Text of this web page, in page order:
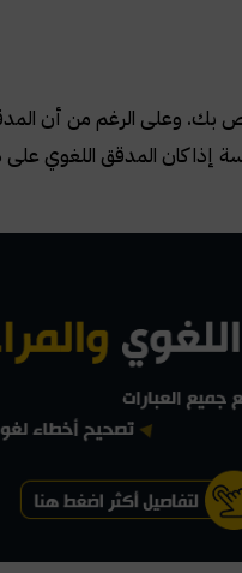
بك. وعلى الرغم من أن
كان المدقق اللغوي على